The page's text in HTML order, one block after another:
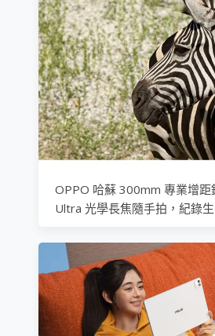
OPPO 哈蘇 300mm 專業增距
Ultra 光學長焦隨手拍，紀錄